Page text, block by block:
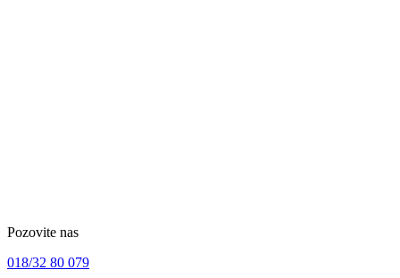
Pozovite nas
018/32 80 079